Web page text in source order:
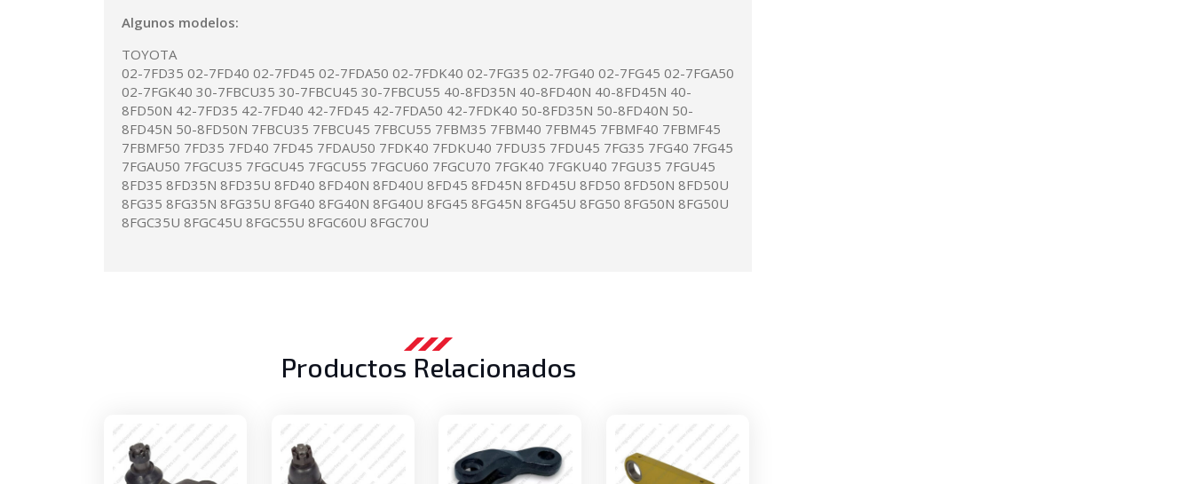
Algunos modelos:
TOYOTA
02-7FD35 02-7FD40 02-7FD45 02-7FDA50 02-7FDK40 02-7FG35 02-7FG40 02-7FG45 02-7FGA50
02-7FGK40 30-7FBCU35 30-7FBCU45 30-7FBCU55 40-8FD35N 40-8FD40N 40-8FD45N 40-
8FD50N 42-7FD35 42-7FD40 42-7FD45 42-7FDA50 42-7FDK40 50-8FD35N 50-8FD40N 50-
8FD45N 50-8FD50N 7FBCU35 7FBCU45 7FBCU55 7FBM35 7FBM40 7FBM45 7FBMF40 7FBMF45
7FBMF50 7FD35 7FD40 7FD45 7FDAU50 7FDK40 7FDKU40 7FDU35 7FDU45 7FG35 7FG40 7FG45
7FGAU50 7FGCU35 7FGCU45 7FGCU55 7FGCU60 7FGCU70 7FGK40 7FGKU40 7FGU35 7FGU45
8FD35 8FD35N 8FD35U 8FD40 8FD40N 8FD40U 8FD45 8FD45N 8FD45U 8FD50 8FD50N 8FD50U
8FG35 8FG35N 8FG35U 8FG40 8FG40N 8FG40U 8FG45 8FG45N 8FG45U 8FG50 8FG50N 8FG50U
8FGC35U 8FGC45U 8FGC55U 8FGC60U 8FGC70U
Productos Relacionados